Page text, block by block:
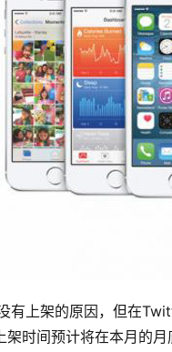
有上架的原因，但在
架时间预计将在本月的